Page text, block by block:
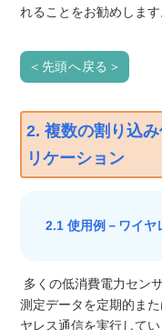
れることをお勧めします
＜先頭へ戻る＞
2. 複数の割り込
リケーション
2.1 使用例－ワイヤ
多くの低消費電力セン
測定データを定期的ま
ヤレス通信を実行して